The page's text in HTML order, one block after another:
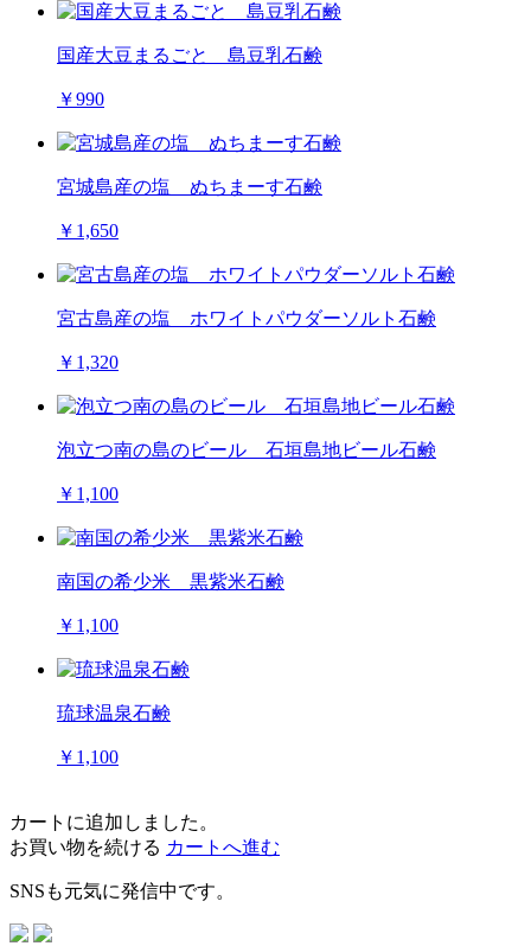
国産大豆まるごと 島豆乳石鹸
￥990
宮城島産の塩 ぬちまーす石鹸
￥1,650
宮古島産の塩 ホワイトパウダーソルト石鹸
￥1,320
泡立つ南の島のビール 石垣島地ビール石鹸
￥1,100
南国の希少米 黒紫米石鹸
￥1,100
琉球温泉石鹸
￥1,100
カートに追加しました。
お買い物を続ける カートへ進む
SNSも元気に発信中です。